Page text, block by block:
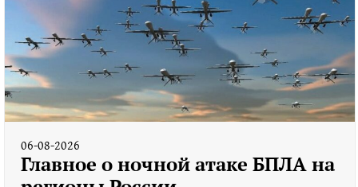
06-08-2026
Главное о ночной атаке БПЛА на